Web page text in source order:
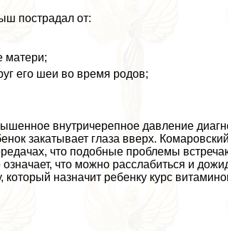
пострадал от:
матери;
его шеи во время родов;
внутричерепное давление
закатывает глаза вверх.
что подобные проблемы
что можно расслабиться и
назначит ребенку курс